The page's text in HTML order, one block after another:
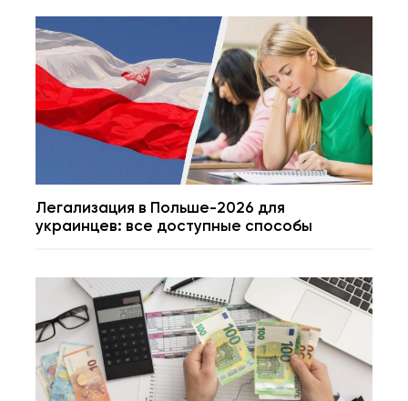
Легализация в Польше-2026 для
украинцев: все доступные способы